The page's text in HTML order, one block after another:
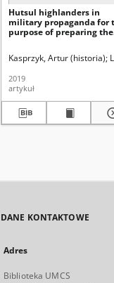
Hutsul highlanders in
military propaganda for
purpose of preparing the
Republic (Selected
Kasprzyk, Artur (historia)
2019
artykuł
DANE KONTAKTOWE
Adres
Biblioteka UMCS